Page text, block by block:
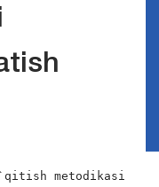
metodikasi